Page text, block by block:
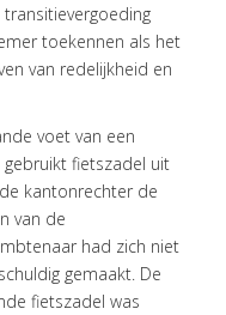
toekennen als het
van redelijkheid en
voet van een
fietszadel uit
kantonrechter de
van de
had zich niet
gemaakt. De
fietszadel was